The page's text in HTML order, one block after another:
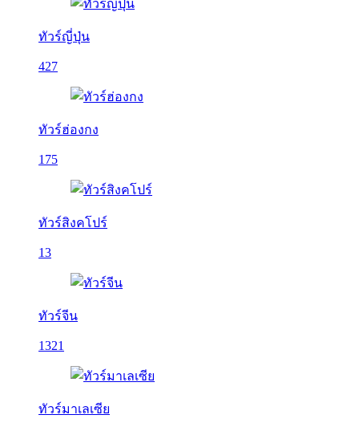
ทัวร์ญี่ปุ่น
427
ทัวร์ฮ่องกง
175
ทัวร์สิงคโปร์
13
ทัวร์จีน
1321
ทัวร์มาเลเซีย